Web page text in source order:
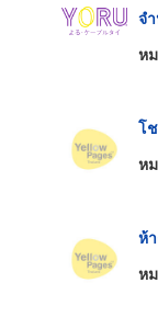
จ
ห
โ
ห
ห้
ห